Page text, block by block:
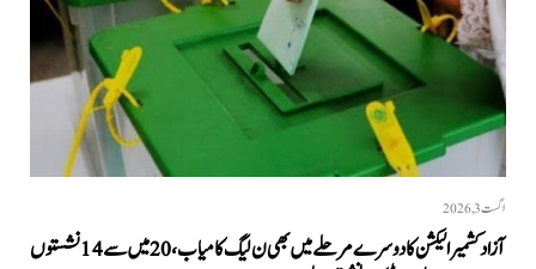
اگست 3, 2026
آزاد کشمیر الیکشن کا دوسرے مرحلے میں بھی ن لیگ کامیاب، 20 میں سے 14 نشستوں